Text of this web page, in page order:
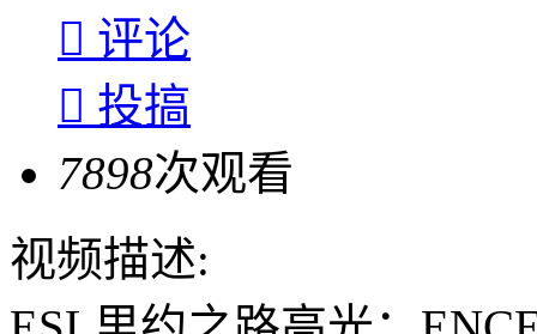
 评论
 投搞
7898次观看
视频描述: